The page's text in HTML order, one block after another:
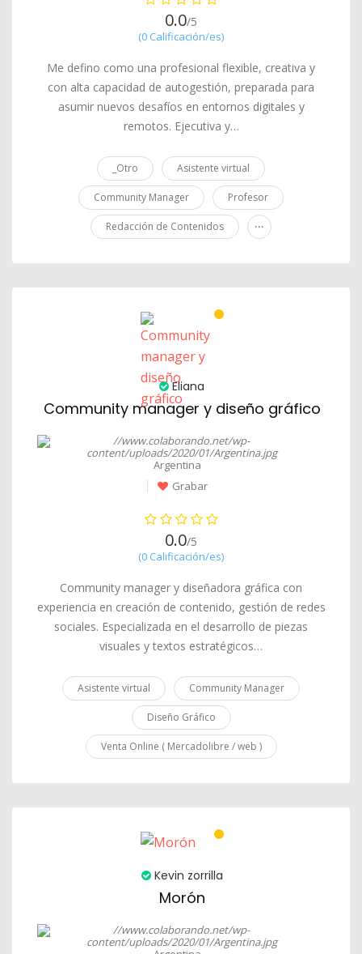
0.0/5
(0 Calificación/es)
Me defino como una profesional flexible, creativa y
con alta capacidad de autogestión, preparada para
asumir nuevos desafíos en entornos digitales y
remotos. Ejecutiva y…
_Otro Asistente virtual
Community Manager Profesor
Redacción de Contenidos ...
Eliana
Community manager y diseño gráfico
Argentina
Grabar
0.0/5
(0 Calificación/es)
Community manager y diseñadora gráfica con
experiencia en creación de contenido, gestión de redes
sociales. Especializada en el desarrollo de piezas
visuales y textos estratégicos…
Asistente virtual Community Manager
Diseño Gráfico
Venta Online ( Mercadolibre / web )
Kevin zorrilla
Morón